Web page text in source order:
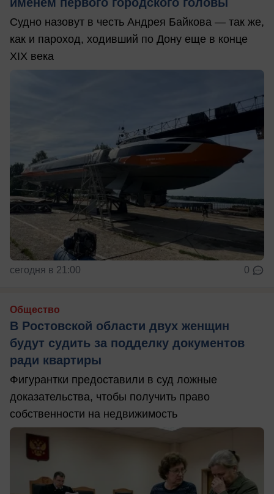
Судно назовут в честь Андрея Байкова — так же,
как и пароход, ходивший по Дону еще в конце
XIX века
сегодня в 21:00 0
Общество
В Ростовской области двух женщин
будут судить за подделку документов
ради квартиры
Фигурантки предоставили в суд ложные
доказательства, чтобы получить право
собственности на недвижимость